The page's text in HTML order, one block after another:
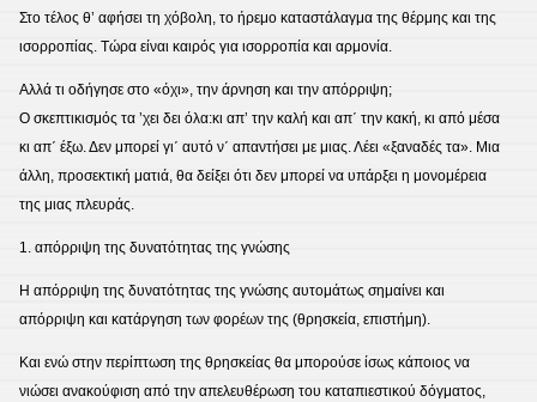
Στο τέλος θ’ αφήσει τη χόβολη, το ήρεμο καταστάλαγμα της θέρμης και της
ισορροπίας. Τώρα είναι καιρός για ισορροπία και αρμονία.
Αλλά τι οδήγησε στο «όχι», την άρνηση και την απόρριψη;
Ο σκεπτικισμός τα ’χει δει όλα:κι απ’ την καλή και απ΄ την κακή, κι από μέσα
κι απ΄ έξω. Δεν μπορεί γι΄ αυτό ν΄ απαντήσει με μιας. Λέει «ξαναδές τα». Μια
άλλη, προσεκτική ματιά, θα δείξει ότι δεν μπορεί να υπάρξει η μονομέρεια
της μιας πλευράς.
1. απόρριψη της δυνατότητας της γνώσης
Η απόρριψη της δυνατότητας της γνώσης αυτομάτως σημαίνει και
απόρριψη και κατάργηση των φορέων της (θρησκεία, επιστήμη).
Και ενώ στην περίπτωση της θρησκείας θα μπορούσε ίσως κάποιος να
νιώσει ανακούφιση από την απελευθέρωση του καταπιεστικού δόγματος,